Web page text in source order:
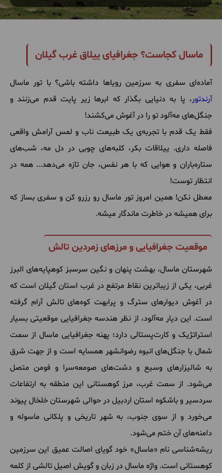
ماسال کجاست؟ جغرافیای ییلاق غرب گیلان
آماده‌ای سفری به سرزمین رویاها داشته باشی؟ با تور ماسال
آرندتور، پا به دنیایی بگذار که ابرها زیر پایت قدم می‌زنند و
جنگل‌های مه‌آلود تو را در آغوش می‌کشند!
فقط یک قدم با تجربه‌ی یک طبیعت ناب و لمس آرامش واقعی
فاصله داری. ییلاقات بکر، کلبه‌های چوبی در دل مه، شب‌های
ستاره‌باران و هوایی که با هر نفس، جان تازه می‌دهد... همه در
انتظار توست!
معطل نکن! همین امروز تور ماسال رو رزرو کن و سفری بساز که
برای همیشه در خاطرت ماندگار میشه.
موقعیت جغرافیایی و مرزهای زمردین تالش
شهرستان ماسال، بهشت پنهان و نگین سرسبز کوهپایه‌های البرز
غربی، یکی از زیباترین نقاط مرتفع در غرب استان گیلان است که
در آغوش دیوارهای سترگ و پرابهت کوه‌های تالش آرام گرفته
است. این دیار مه‌آلود، از نظر هندسه جغرافیایی موقعیتی بسیار
استراتژیک و کارت‌پستالی دارد؛ پهنه جغرافیایی ماسال از سمت
شمال با جنگل‌های انبوه رضوانشهر همسایه است و از جهت شرق
به شالیزارهای وسیع و دشت‌های صومعه‌سرا و فومن متصل
می‌شود. از سمت غرب، مرز کوهستانی این منطقه به ارتفاعات
سردسیر و باشکوه استان اردبیل در حوالی شهرستان خلخال پیوند
می‌خورد و از سوی جنوب، به شهر تاریخی و پلکانی ماسوله و
دامنه‌های آن ختم می‌شود.
ریشه‌شناسی نام «ماسال» خود گویای اصالت عمیق این سرزمین
کوهستانی است. واژه ماسال در زبان و گویش اصیل تالشی از کلمه